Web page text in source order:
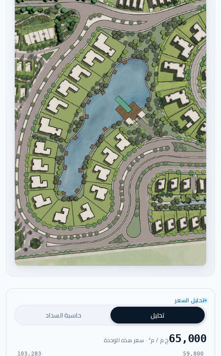
تحليل السعر
تحليل حاسبة السداد
65,000ج.م / م² · سعر هذه الوحدة
59,800
103,283